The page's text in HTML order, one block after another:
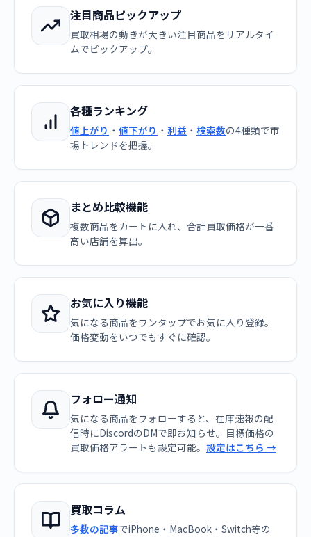
注目商品ピックアップ
買取相場の動きが大きい注目商品をリアルタイ
ムでピックアップ。
各種ランキング
値上がり ・ 値下がり ・ 利益 ・ 検索数の4種類で市
場トレンドを把握。
まとめ比較機能
複数商品をカートに入れ、合計買取価格が一番
高い店舗を算出。
お気に入り機能
気になる商品をワンタップでお気に入り登録。
価格変動をいつでもすぐに確認。
フォロー通知
気になる商品をフォローすると、在庫速報の配
信時にDiscordのDMで即お知らせ。目標価格の
買取価格アラートも設定可能。 設定はこちら →
買取コラム
多数の記事でiPhone・MacBook・Switch等の